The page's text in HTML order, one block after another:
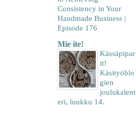
Consistency in Your
Handmade Business |
Episode 176
Mie ite!
Kässäpipar
it!
Käsityöblo
gien
joulukalent
eri, luukku 14.